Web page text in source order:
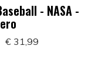
- NASA -
€ 31,99